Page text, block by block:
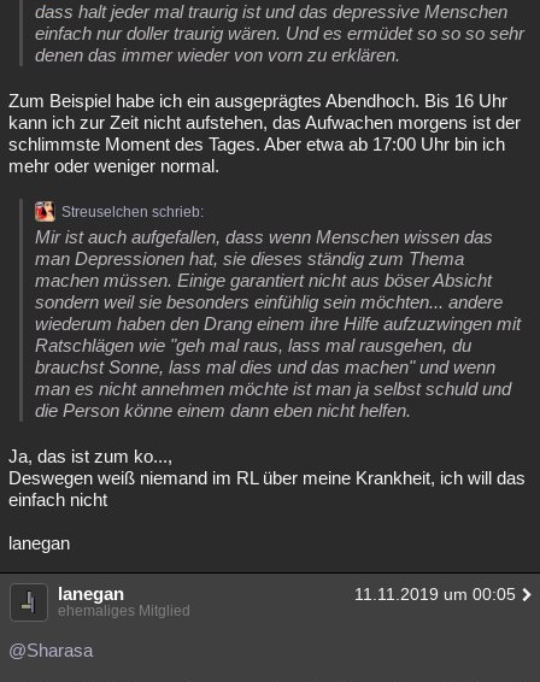
dass halt jeder mal traurig ist und das depressive Menschen
einfach nur doller traurig wären. Und es ermüdet so so so sehr
denen das immer wieder von vorn zu erklären.
Zum Beispiel habe ich ein ausgeprägtes Abendhoch. Bis 16 Uhr
kann ich zur Zeit nicht aufstehen, das Aufwachen morgens ist der
schlimmste Moment des Tages. Aber etwa ab 17:00 Uhr bin ich
mehr oder weniger normal.
Streuselchen schrieb:
Mir ist auch aufgefallen, dass wenn Menschen wissen das
man Depressionen hat, sie dieses ständig zum Thema
machen müssen. Einige garantiert nicht aus böser Absicht
sondern weil sie besonders einfühlig sein möchten... andere
wiederum haben den Drang einem ihre Hilfe aufzuzwingen mit
Ratschlägen wie "geh mal raus, lass mal rausgehen, du
brauchst Sonne, lass mal dies und das machen" und wenn
man es nicht annehmen möchte ist man ja selbst schuld und
die Person könne einem dann eben nicht helfen.
Ja, das ist zum ko...,
Deswegen weiß niemand im RL über meine Krankheit, ich will das
einfach nicht
lanegan
lanegan 11.11.2019 um 00:05
ehemaliges Mitglied
@Sharasa